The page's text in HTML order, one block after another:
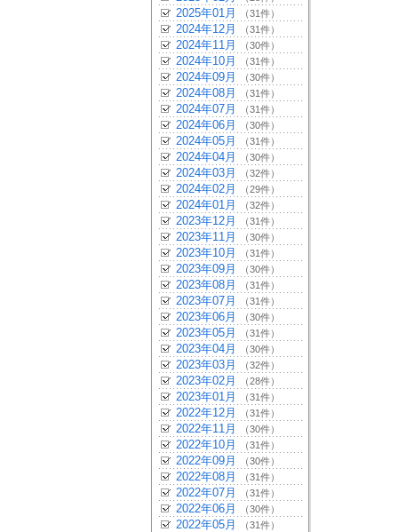
2025年01月 （31件）
2024年12月 （31件）
2024年11月 （30件）
2024年10月 （31件）
2024年09月 （30件）
2024年08月 （31件）
2024年07月 （31件）
2024年06月 （30件）
2024年05月 （31件）
2024年04月 （30件）
2024年03月 （32件）
2024年02月 （29件）
2024年01月 （32件）
2023年12月 （31件）
2023年11月 （30件）
2023年10月 （31件）
2023年09月 （30件）
2023年08月 （31件）
2023年07月 （31件）
2023年06月 （30件）
2023年05月 （31件）
2023年04月 （30件）
2023年03月 （32件）
2023年02月 （28件）
2023年01月 （31件）
2022年12月 （31件）
2022年11月 （30件）
2022年10月 （31件）
2022年09月 （30件）
2022年08月 （31件）
2022年07月 （31件）
2022年06月 （30件）
2022年05月 （31件）